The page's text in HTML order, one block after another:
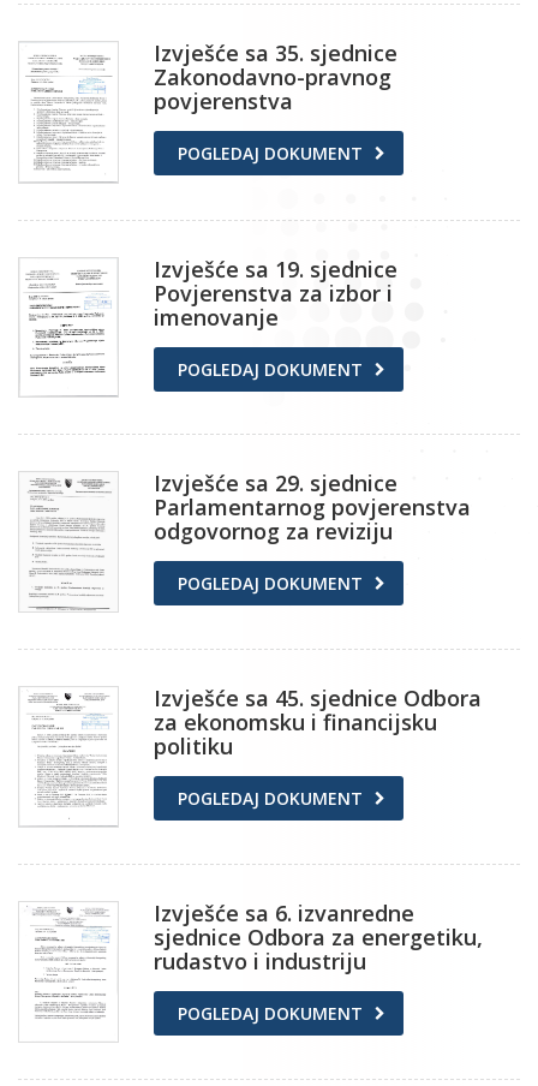
Izvješće sa 35. sjednice
Zakonodavno-pravnog
povjerenstva
POGLEDAJ DOKUMENT
Izvješće sa 19. sjednice
Povjerenstva za izbor i
imenovanje
POGLEDAJ DOKUMENT
Izvješće sa 29. sjednice
Parlamentarnog povjerenstva
odgovornog za reviziju
POGLEDAJ DOKUMENT
Izvješće sa 45. sjednice Odbora
za ekonomsku i financijsku
politiku
POGLEDAJ DOKUMENT
Izvješće sa 6. izvanredne
sjednice Odbora za energetiku,
rudastvo i industriju
POGLEDAJ DOKUMENT